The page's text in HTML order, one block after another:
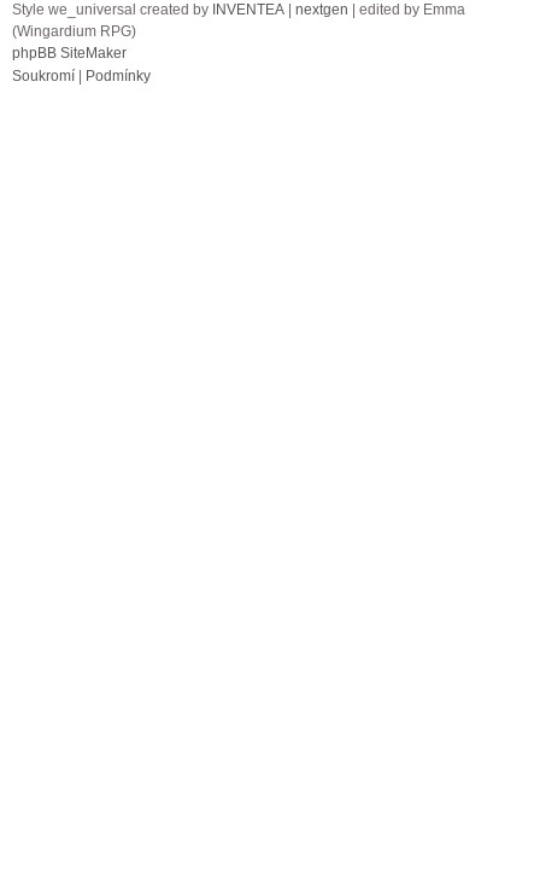
Style we_universal created by INVENTEA nextgen | edited by Emma
(Wingardium RPG)
phpBB SiteMaker
Soukromí
Podmínky